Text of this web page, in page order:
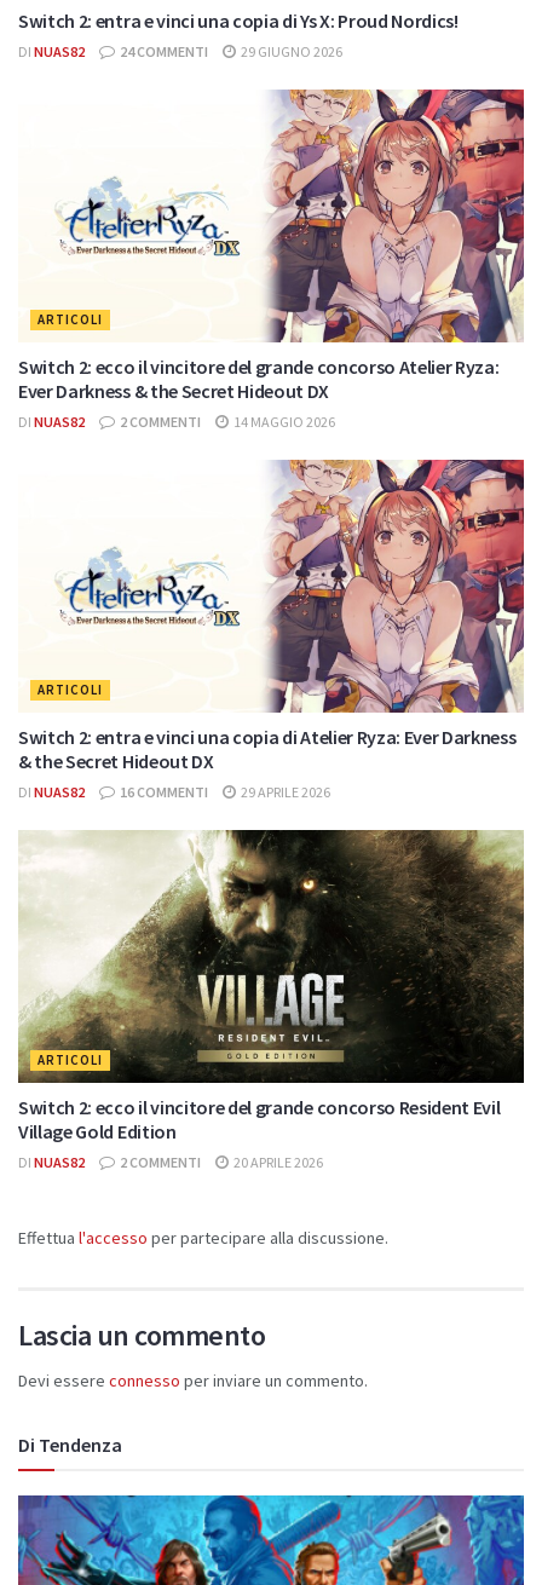
Switch 2: entra e vinci una copia di Ys X: Proud Nordics!
DI NUAS82 24 COMMENTI 29 GIUGNO 2026
ARTICOLI
Switch 2: ecco il vincitore del grande concorso Atelier Ryza:
Ever Darkness & the Secret Hideout DX
DI NUAS82 2 COMMENTI 14 MAGGIO 2026
ARTICOLI
Switch 2: entra e vinci una copia di Atelier Ryza: Ever Darkness
& the Secret Hideout DX
DI NUAS82 16 COMMENTI 29 APRILE 2026
ARTICOLI
Switch 2: ecco il vincitore del grande concorso Resident Evil
Village Gold Edition
DI NUAS82 2 COMMENTI 20 APRILE 2026
Effettua l'accesso per partecipare alla discussione.
Lascia un commento
Devi essere connesso per inviare un commento.
Di Tendenza